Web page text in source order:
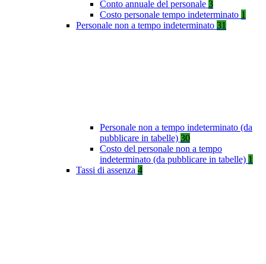
Conto annuale del personale 3
Costo personale tempo indeterminato 1
Personale non a tempo indeterminato 31
Personale non a tempo indeterminato (da
pubblicare in tabelle) 30
Costo del personale non a tempo
indeterminato (da pubblicare in tabelle) 1
Tassi di assenza 4